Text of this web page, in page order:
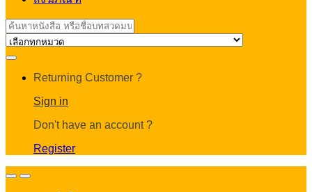
Search
for:
Returning Customer ?
Sign in
Don't have an account ?
Register
OpenClose